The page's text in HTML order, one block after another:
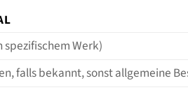
spezifischem Werk)
falls bekannt, sonst allgemeine